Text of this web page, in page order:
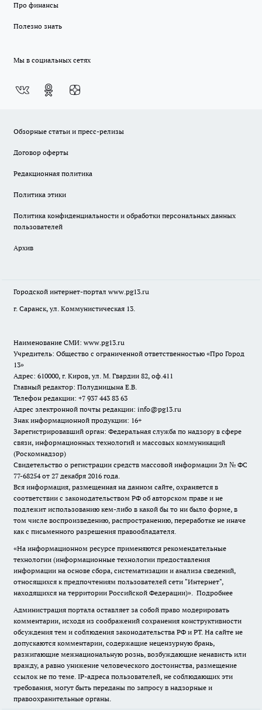
Про финансы
Полезно знать
Мы в социальных сетях
Обзорные статьи и пресс-релизы
Договор оферты
Редакционная политика
Политика этики
Политика конфиденциальности и обработки персональных данных
пользователей
Архив
Городской интернет-портал www.pg13.ru
г. Саранск, ул. Коммунистическая 13.
Наименование СМИ: www.pg13.ru
Учредитель: Общество с ограниченной ответственностью «Про Город
13»
Адрес: 610000, г. Киров, ул. М. Гвардии 82, оф.411
Главный редактор: Полудницына Е.В.
Телефон редакции: +7 937 443 83 63
Адрес электронной почты редакции: info@pg13.ru
Знак информационной продукции: 16+
Зарегистрировавший орган: Федеральная служба по надзору в сфере
связи, информационных технологий и массовых коммуникаций
(Роскомнадзор)
Свидетельство о регистрации средств массовой информации Эл № ФС
77-68254 от 27 декабря 2016 года.
Вся информация, размещенная на данном сайте, охраняется в
соответствии с законодательством РФ об авторском праве и не
подлежит использованию кем-либо в какой бы то ни было форме, в
том числе воспроизведению, распространению, переработке не иначе
как с письменного разрешения правообладателя.
«На информационном ресурсе применяются рекомендательные
технологии (информационные технологии предоставления
информации на основе сбора, систематизации и анализа сведений,
относящихся к предпочтениям пользователей сети "Интернет",
находящихся на территории Российской Федерации)». Подробнее
Администрация портала оставляет за собой право модерировать
комментарии, исходя из соображений сохранения конструктивности
обсуждения тем и соблюдения законодательства РФ и РТ. На сайте не
допускаются комментарии, содержащие нецензурную брань,
разжигающие межнациональную рознь, возбуждающие ненависть или
вражду, а равно унижение человеческого достоинства, размещение
ссылок не по теме. IP-адреса пользователей, не соблюдающих эти
требования, могут быть переданы по запросу в надзорные и
правоохранительные органы.